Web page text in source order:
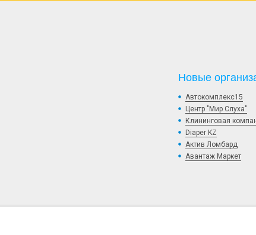
Новые
Автокомплекс15
Центр "Мир Слуха"
Клининговая
Diaper KZ
Актив Ломбард
Авантаж Маркет